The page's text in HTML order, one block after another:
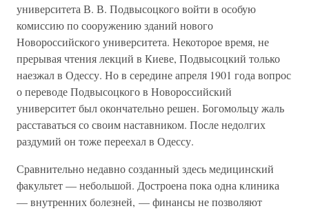
университета В. В. Подвысоцкого войти в особую
комиссию по сооружению зданий нового
Новороссийского университета. Некоторое время, не
прерывая чтения лекций в Киеве, Подвысоцкий только
наезжал в Одессу. Но в середине апреля 1901 года вопрос
о переводе Подвысоцкого в Новороссийский
университет был окончательно решен. Богомольцу жаль
расставаться со своим наставником. После недолгих
раздумий он тоже переехал в Одессу.
Сравнительно недавно созданный здесь медицинский
факультет — небольшой. Достроена пока одна клиника
— внутренних болезней, — финансы не позволяют